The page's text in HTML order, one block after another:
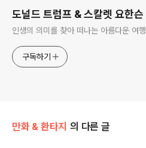
도널드 트럼프 & 스칼렛 요한슨
인생의 의미를 찾아 떠나는 아름다운 여행
구독하기
만화 & 환타지 의 다른 글